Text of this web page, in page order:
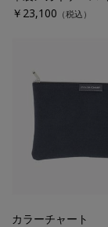
￥23,100 （税込）
カラーチャート